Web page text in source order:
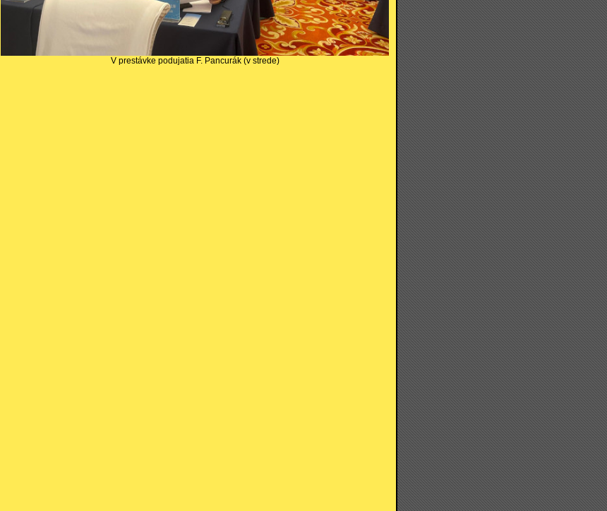
V prestávke podujatia F. Pancurák (v strede)